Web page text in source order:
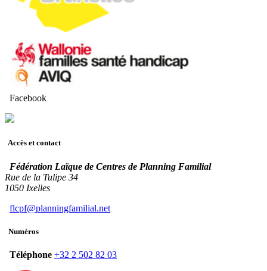
Facebook
Accès et contact
Fédération Laïque de Centres de Planning Familial
Rue de la Tulipe 34
1050 Ixelles
flcpf@planningfamilial.net
Numéros
Téléphone +32 2 502 82 03